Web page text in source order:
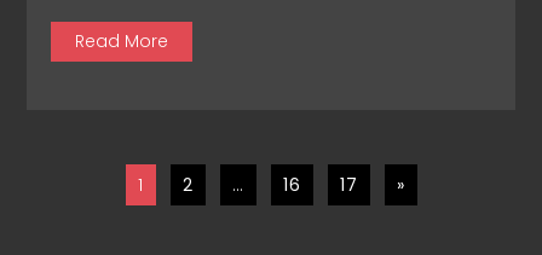
Read More
1 2 … 16 17 »